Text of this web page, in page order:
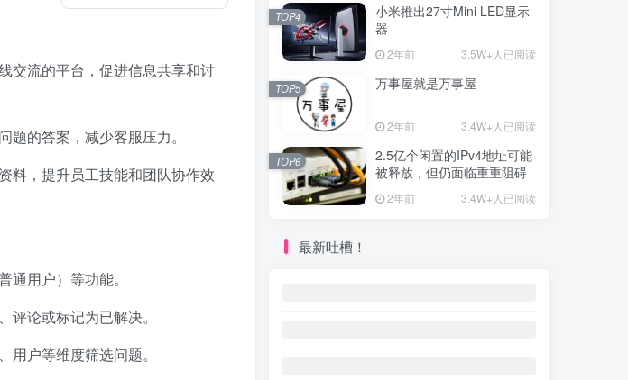
交流的平台，促进信息共享和讨
题的答案，减少客服压力。
料，提升员工技能和团队协作效
通用户）等功能。
评论或标记为已解决。
用户等维度筛选问题。
小米推出27寸Mini LED显示
器
2年前 3.5W+人已阅读
TOP4
万事屋就是万事屋
2年前 3.4W+人已阅读
TOP5
2.5亿个闲置的IPv4地址可能
被释放，但仍面临重重阻碍
2年前 3.4W+人已阅读
TOP6
最新吐槽！